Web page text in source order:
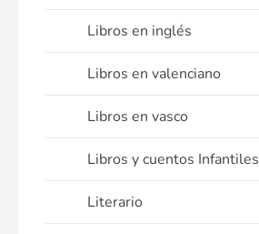
Libros en inglés
Libros en valenciano
Libros en vasco
Libros y cuentos Infantiles
Literario